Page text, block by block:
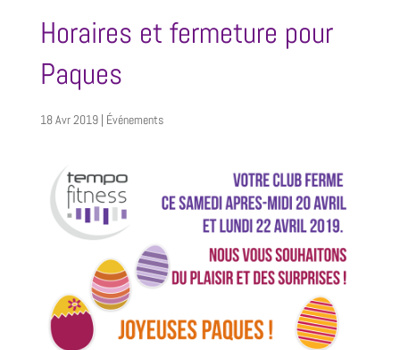
Horaires et fermeture pour
Paques
18 Avr 2019| Événements